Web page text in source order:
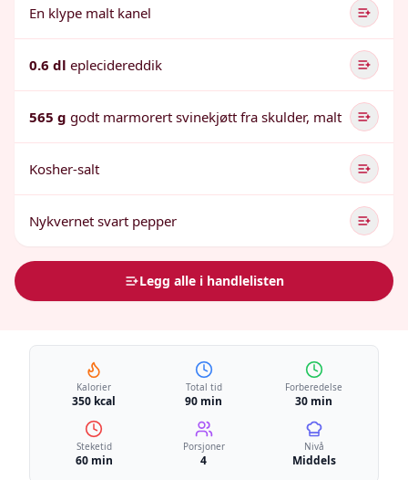
En klype malt kanel
0.6 dl eplecidereddik
565 g godt marmorert svinekjøtt fra skulder, malt
Kosher-salt
Nykvernet svart pepper
Legg alle i handlelisten
Kalorier
350 kcal
Total tid
90 min
Forberedelse
30 min
Steketid
60 min
Porsjoner
4
Nivå
Middels